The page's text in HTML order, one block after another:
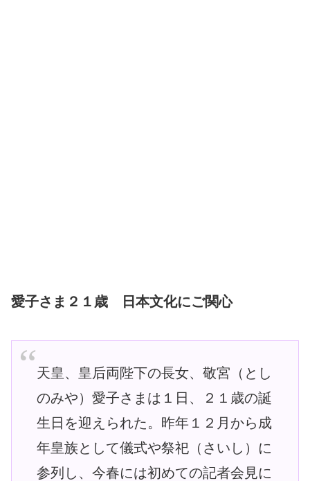
愛子さま２１歳 日本文化にご関心
天皇、皇后両陛下の長女、敬宮（とし
のみや）愛子さまは１日、２１歳の誕
生日を迎えられた。昨年１２月から成
年皇族として儀式や祭祀（さいし）に
参列し、今春には初めての記者会見に